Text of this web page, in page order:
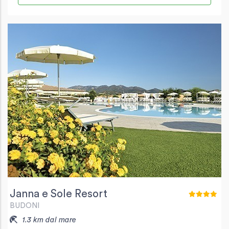
Janna e Sole Resort
BUDONI
1.3 km dal mare